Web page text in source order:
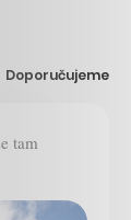
Doporučujeme
tam